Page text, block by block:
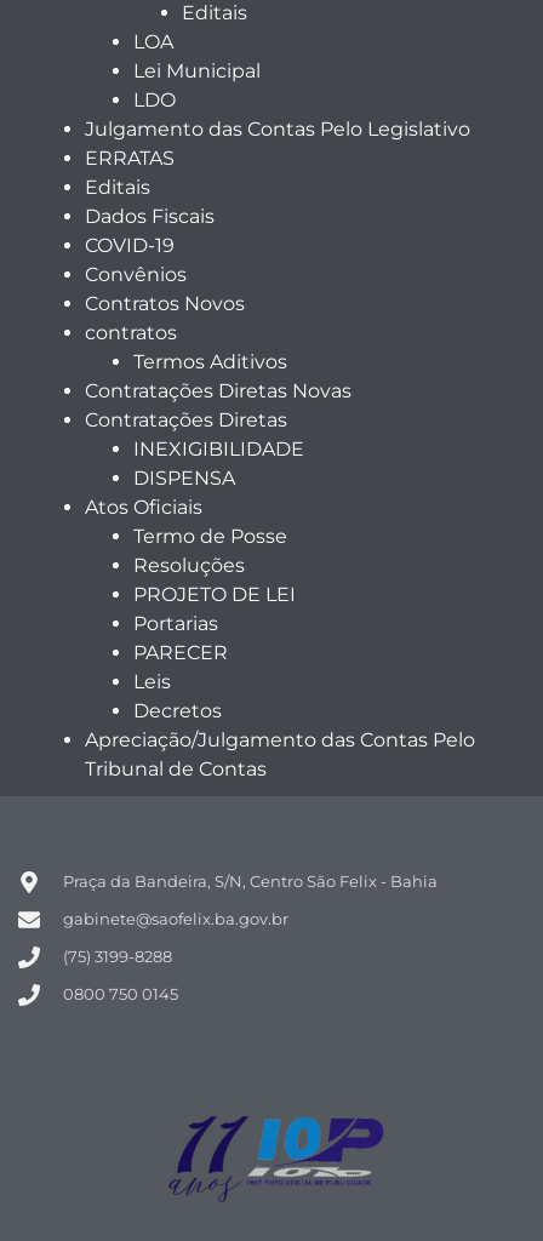
Editais
LOA
Lei Municipal
LDO
Julgamento das Contas Pelo Legislativo
ERRATAS
Editais
Dados Fiscais
COVID-19
Convênios
Contratos Novos
contratos
Termos Aditivos
Contratações Diretas Novas
Contratações Diretas
INEXIGIBILIDADE
DISPENSA
Atos Oficiais
Termo de Posse
Resoluções
PROJETO DE LEI
Portarias
PARECER
Leis
Decretos
Apreciação/Julgamento das Contas Pelo
Tribunal de Contas
Praça da Bandeira, S/N, Centro São Felix - Bahia
gabinete@saofelix.ba.gov.br
(75) 3199-8288
0800 750 0145